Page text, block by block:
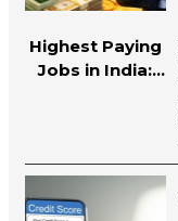
Highest Paying
Jobs in India:
मिळतो, जाणून घ्या